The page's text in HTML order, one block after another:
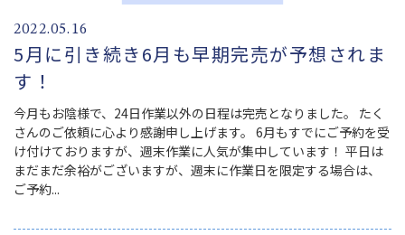
2022.05.16
5月に引き続き6月も早期完売が予想されま
す！
今月もお陰様で、24日作業以外の日程は完売となりました。 たく
さんのご依頼に心より感謝申し上げます。 6月もすでにご予約を受
け付けておりますが、週末作業に人気が集中しています！ 平日は
まだまだ余裕がございますが、週末に作業日を限定する場合は、
ご予約...